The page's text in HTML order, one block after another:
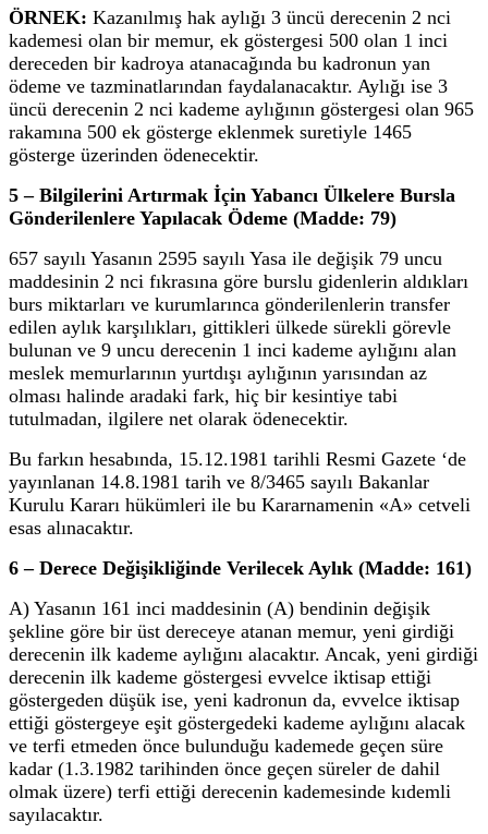
ÖRNEK: Kazanılmış hak aylığı 3 üncü derecenin 2 nci
kademesi olan bir memur, ek göstergesi 500 olan 1 inci
dereceden bir kadroya atanacağında bu kadronun yan
ödeme ve tazminatlarından faydalanacaktır. Aylığı ise 3
üncü derecenin 2 nci kademe aylığının göstergesi olan 965
rakamına 500 ek gösterge eklenmek suretiyle 1465
gösterge üzerinden ödenecektir.
5 – Bilgilerini Artırmak İçin Yabancı Ülkelere Bursla
Gönderilenlere Yapılacak Ödeme (Madde: 79)
657 sayılı Yasanın 2595 sayılı Yasa ile değişik 79 uncu
maddesinin 2 nci fıkrasına göre burslu gidenlerin aldıkları
burs miktarları ve kurumlarınca gönderilenlerin transfer
edilen aylık karşılıkları, gittikleri ülkede sürekli görevle
bulunan ve 9 uncu derecenin 1 inci kademe aylığını alan
meslek memurlarının yurtdışı aylığının yarısından az
olması halinde aradaki fark, hiç bir kesintiye tabi
tutulmadan, ilgilere net olarak ödenecektir.
Bu farkın hesabında, 15.12.1981 tarihli Resmi Gazete ‘de
yayınlanan 14.8.1981 tarih ve 8/3465 sayılı Bakanlar
Kurulu Kararı hükümleri ile bu Kararnamenin «A» cetveli
esas alınacaktır.
6 – Derece Değişikliğinde Verilecek Aylık (Madde: 161)
A) Yasanın 161 inci maddesinin (A) bendinin değişik
şekline göre bir üst dereceye atanan memur, yeni girdiği
derecenin ilk kademe aylığını alacaktır. Ancak, yeni girdiği
derecenin ilk kademe göstergesi evvelce iktisap ettiği
göstergeden düşük ise, yeni kadronun da, evvelce iktisap
ettiği göstergeye eşit göstergedeki kademe aylığını alacak
ve terfi etmeden önce bulunduğu kademede geçen süre
kadar (1.3.1982 tarihinden önce geçen süreler de dahil
olmak üzere) terfi ettiği derecenin kademesinde kıdemli
sayılacaktır.